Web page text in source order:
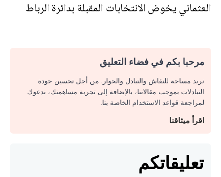
العثماني يخوض الانتخابات المقبلة بدائرة الرباط
مرحبا بكم في فضاء التعليق
نريد مساحة للنقاش والتبادل والحوار. من أجل تحسين جودة
التبادلات بموجب مقالاتنا، بالإضافة إلى تجربة مساهمتك، ندعوك
لمراجعة قواعد الاستخدام الخاصة بنا.
اقرأ ميثاقنا
تعليقاتكم